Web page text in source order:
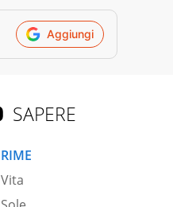
Aggiungi
SAPERE
RIME
Vita